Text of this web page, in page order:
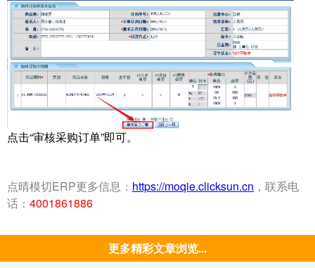
点击“审核采购订单”即可。
点晴模切ERP更多信息： https://moqie.clicksun.cn ，联系电
话： 4001861886
更多精彩文章浏览...